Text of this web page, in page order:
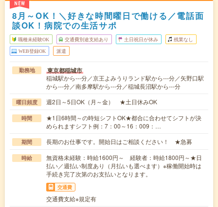
NEW
8月～OK！＼好きな時間曜日で働ける／電話面
談OK！病院での生活サポ
職種未経験OK 交通費別途支給あり 土日祝日が休み 残業なし
WEB登録OK 派遣
勤務地 東京都稲城市
稲城駅から---分／京王よみうりランド駅から---分／矢野口駅
から---分／南多摩駅から---分／稲城長沼駅から---分
曜日頻度 週2日～5日OK（月～金） ★土日休みOK
時間
★1日6時間～の時短シフトOK★都合に合わせてシフトが決
められますシフト例：7：00～16：009：…
期間 長期のお仕事です。開始日はご相談ください！ ★急募
時給
無資格未経験：時給1600円～ 経験者：時給1800円～★日
払い／週払い制度あり（月払いも選べます）※稼働開始時は
手続き完了次第のお支払いとなります。
交通費
交通費支給※規定有